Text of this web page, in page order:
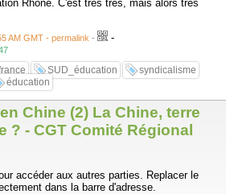
Rhône. C'est très très, mais alors très
AM GMT - permalink - -
SUD_éducation
syndicalisme
éducation
Chine (2) La Chine, terre
? - CGT Comité Régional
accéder aux autres parties. Replacer le
dans la barre d'adresse.